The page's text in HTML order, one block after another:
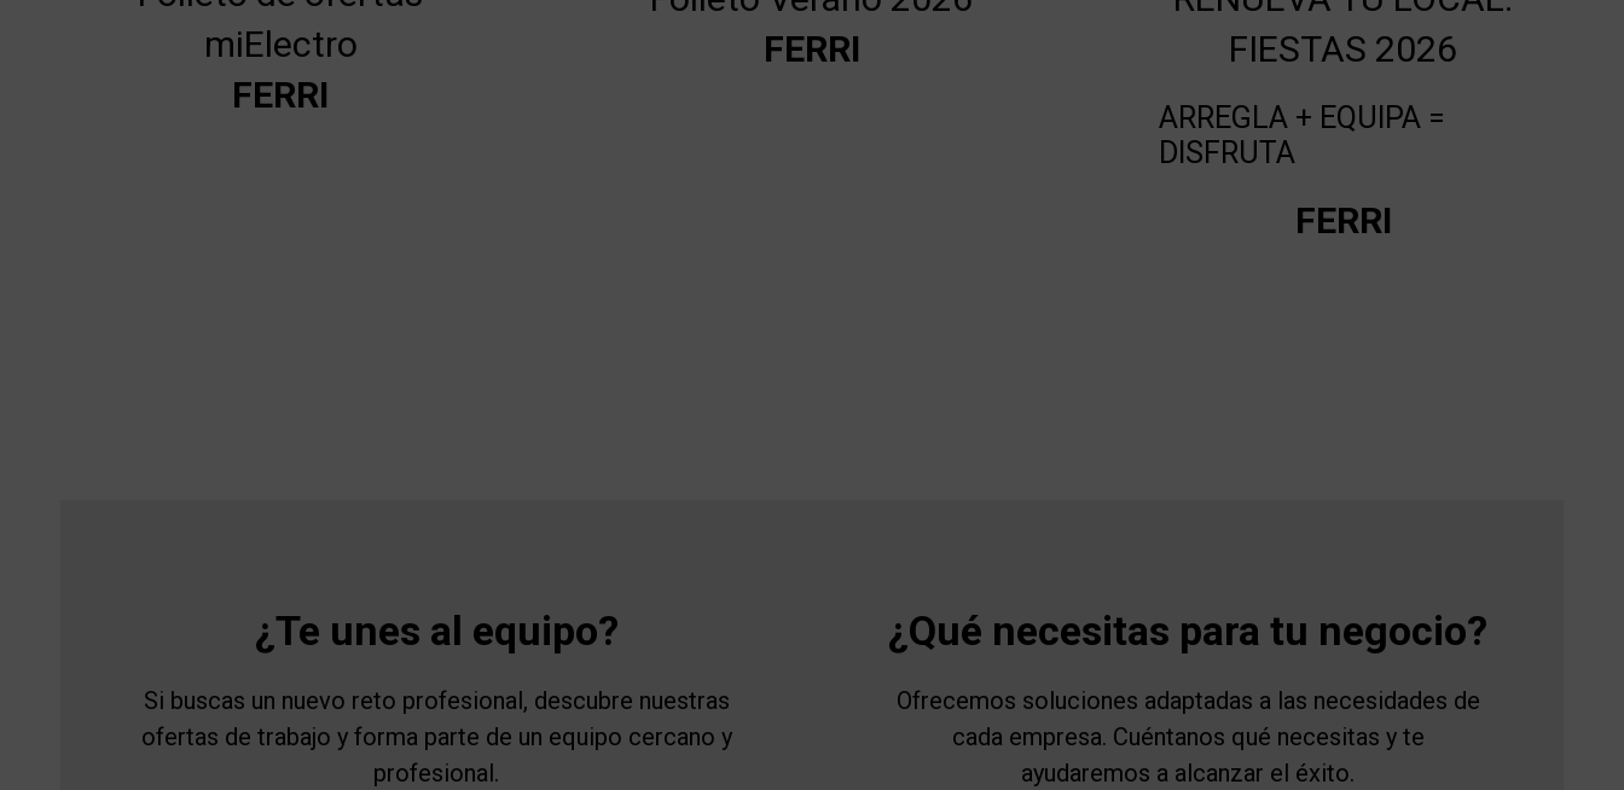
miElectro
FERRI
FERRI
FIESTAS 2026
ARREGLA + EQUIPA =
DISFRUTA
FERRI
¿Te unes al equipo?
Si buscas un nuevo reto profesional, descubre nuestras
ofertas de trabajo y forma parte de un equipo cercano y
profesional.
¿Qué necesitas para tu negocio?
Ofrecemos soluciones adaptadas a las necesidades de
cada empresa. Cuéntanos qué necesitas y te
ayudaremos a alcanzar el éxito.